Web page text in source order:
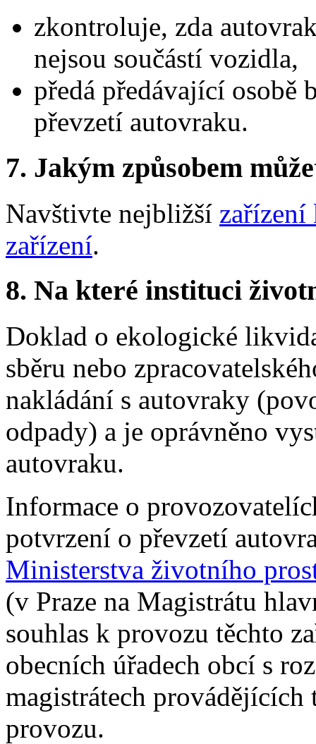
zkontroluje, zda
nejsou součástí vozidla,
předá předávající osobě
převzetí autovraku.
7. Jakým způsobem
Navštivte nejbližší zařízení
zařízení.
8. Na které instituci
Doklad o ekologické
sběru nebo
nakládání s autovraky
odpady) a je oprávněno
autovraku.
Informace o
potvrzení o převzetí
Ministerstva životního
(v Praze na Magistrátu
souhlas k provozu těchto
obecních úřadech obcí s
magistrátech
provozu.